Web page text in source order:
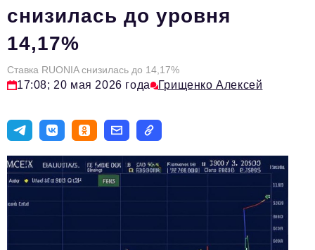
Персона номера
Юридический практикум
Стиль жизни
Импортозамещение
Эксперты
Авторские материалы
снизилась до уровня
14,17%
Ставка RUONIA снизилась до 14,17%
17:08; 20 мая 2026 года Грищенко Алексей